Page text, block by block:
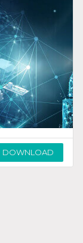
DOWNLOAD